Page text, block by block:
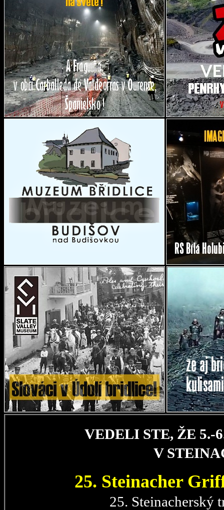
VEDELI STE, ŽE 5.-
V
25. Steinacher
25. Steinacherský